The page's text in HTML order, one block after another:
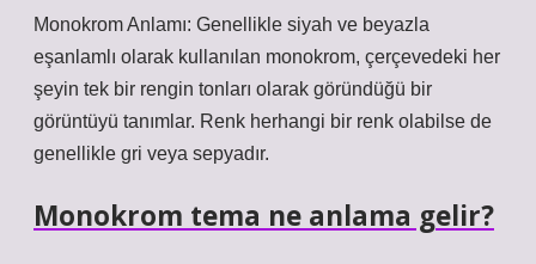
Monokrom Anlamı: Genellikle siyah ve beyazla
eşanlamlı olarak kullanılan monokrom, çerçevedeki her
şeyin tek bir rengin tonları olarak göründüğü bir
görüntüyü tanımlar. Renk herhangi bir renk olabilse de
genellikle gri veya sepyadır.
Monokrom tema ne anlama gelir?